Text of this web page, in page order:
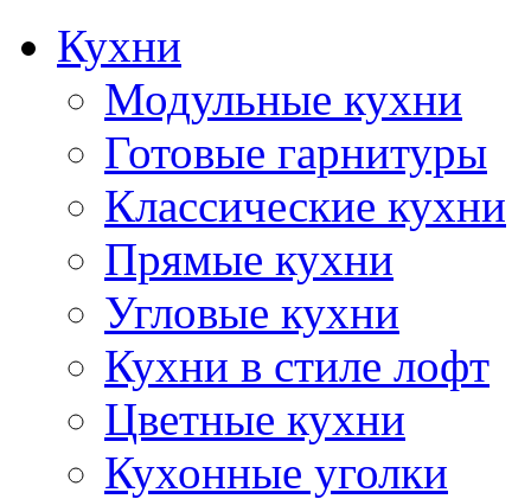
Кухни
Модульные кухни
Готовые гарнитуры
Классические кухни
Прямые кухни
Угловые кухни
Кухни в стиле лофт
Цветные кухни
Кухонные уголки